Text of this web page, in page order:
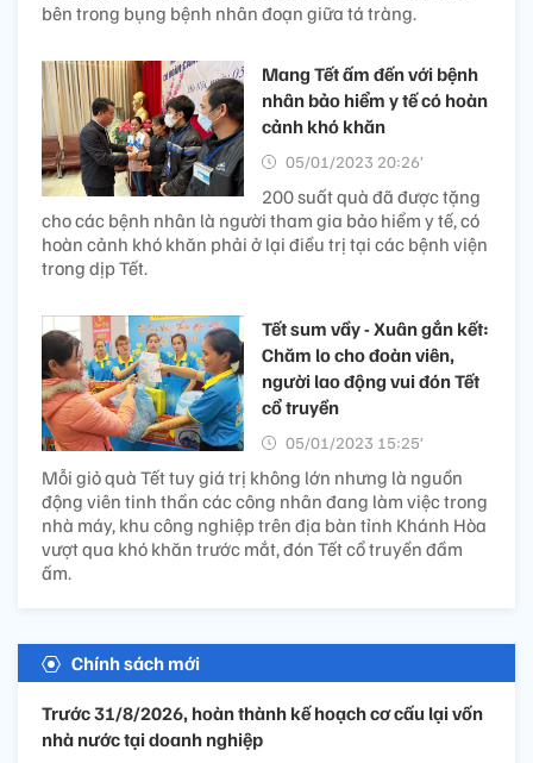
bên trong bụng bệnh nhân đoạn giữa tá tràng.
Mang Tết ấm đến với bệnh
nhân bảo hiểm y tế có hoàn
cảnh khó khăn
05/01/2023 20:26’
200 suất quà đã được tặng
cho các bệnh nhân là người tham gia bảo hiểm y tế, có
hoàn cảnh khó khăn phải ở lại điều trị tại các bệnh viện
trong dịp Tết.
Tết sum vầy - Xuân gắn kết:
Chăm lo cho đoàn viên,
người lao động vui đón Tết
cổ truyền
05/01/2023 15:25’
Mỗi giỏ quà Tết tuy giá trị không lớn nhưng là nguồn
động viên tinh thần các công nhân đang làm việc trong
nhà máy, khu công nghiệp trên địa bàn tỉnh Khánh Hòa
vượt qua khó khăn trước mắt, đón Tết cổ truyền đầm
ấm.
Chính sách mới
Trước 31/8/2026, hoàn thành kế hoạch cơ cấu lại vốn
nhà nước tại doanh nghiệp